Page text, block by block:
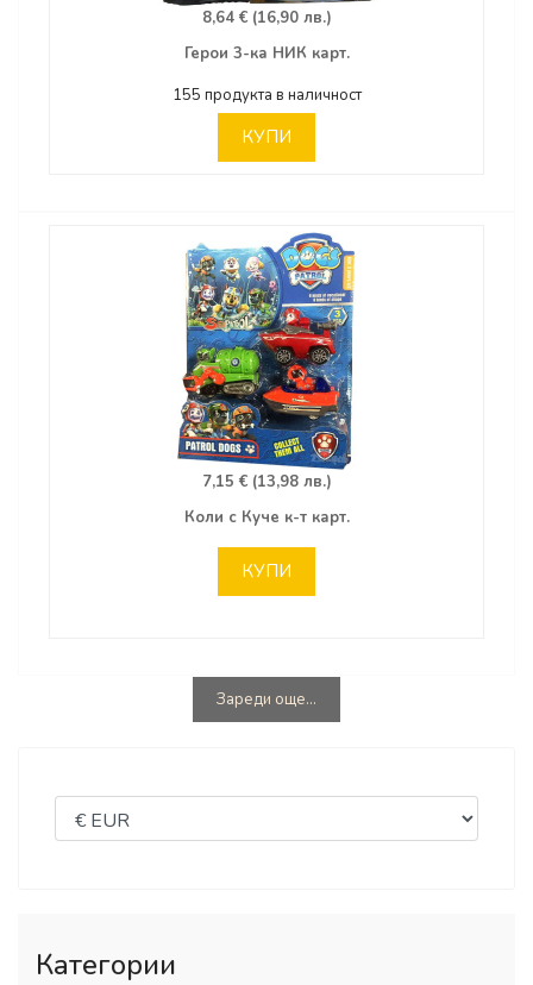
8,64 € (16,90 лв.)
Герои 3-ка НИК карт.
155 продукта в наличност
КУПИ
7,15 € (13,98 лв.)
Коли с Куче к-т карт.
КУПИ
Зареди още...
Категории